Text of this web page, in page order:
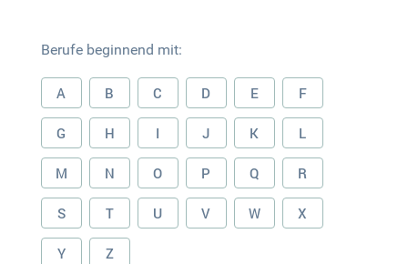
Berufe beginnend mit:
A B C D E F
G H I J K L
M N O P Q R
S T U V W X
Y Z